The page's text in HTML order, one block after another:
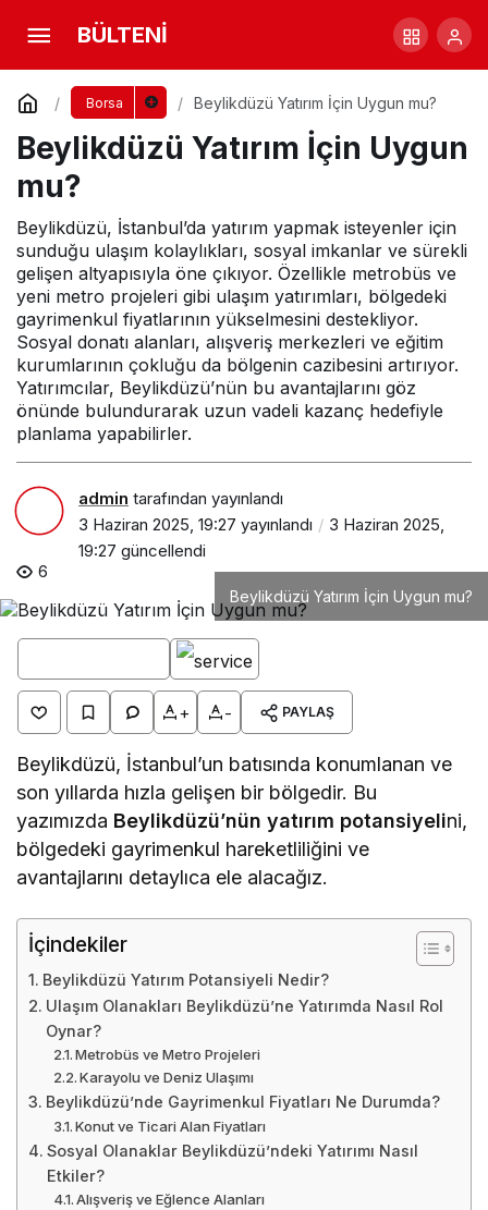
BÜLTENİ
Borsa Beylikdüzü Yatırım İçin Uygun mu?
Beylikdüzü Yatırım İçin Uygun
mu?
Beylikdüzü, İstanbul’da yatırım yapmak isteyenler için
sunduğu ulaşım kolaylıkları, sosyal imkanlar ve sürekli
gelişen altyapısıyla öne çıkıyor. Özellikle metrobüs ve
yeni metro projeleri gibi ulaşım yatırımları, bölgedeki
gayrimenkul fiyatlarının yükselmesini destekliyor.
Sosyal donatı alanları, alışveriş merkezleri ve eğitim
kurumlarının çokluğu da bölgenin cazibesini artırıyor.
Yatırımcılar, Beylikdüzü’nün bu avantajlarını göz
önünde bulundurarak uzun vadeli kazanç hedefiyle
planlama yapabilirler.
admin tarafından yayınlandı
3 Haziran 2025, 19:27 yayınlandı
3 Haziran 2025,
19:27 güncellendi
6
Beylikdüzü Yatırım İçin Uygun mu?
+ - PAYLAŞ
Beylikdüzü, İstanbul’un batısında konumlanan ve
son yıllarda hızla gelişen bir bölgedir. Bu
yazımızda Beylikdüzü’nün yatırım potansiyelini,
bölgedeki gayrimenkul hareketliliğini ve
avantajlarını detaylıca ele alacağız.
İçindekiler
Beylikdüzü Yatırım Potansiyeli Nedir?
Ulaşım Olanakları Beylikdüzü’ne Yatırımda Nasıl Rol
Oynar?
Metrobüs ve Metro Projeleri
Karayolu ve Deniz Ulaşımı
Beylikdüzü’nde Gayrimenkul Fiyatları Ne Durumda?
Konut ve Ticari Alan Fiyatları
Sosyal Olanaklar Beylikdüzü’ndeki Yatırımı Nasıl
Etkiler?
Alışveriş ve Eğlence Alanları
Beylikdüzü Yatırım İçin Uygun mu?
Yorum Yap